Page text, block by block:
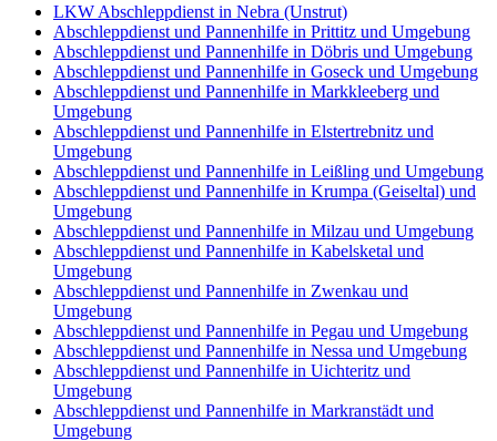
LKW Abschleppdienst in Nebra (Unstrut)
Abschleppdienst und Pannenhilfe in Prittitz und Umgebung
Abschleppdienst und Pannenhilfe in Döbris und Umgebung
Abschleppdienst und Pannenhilfe in Goseck und Umgebung
Abschleppdienst und Pannenhilfe in Markkleeberg und
Umgebung
Abschleppdienst und Pannenhilfe in Elstertrebnitz und
Umgebung
Abschleppdienst und Pannenhilfe in Leißling und Umgebung
Abschleppdienst und Pannenhilfe in Krumpa (Geiseltal) und
Umgebung
Abschleppdienst und Pannenhilfe in Milzau und Umgebung
Abschleppdienst und Pannenhilfe in Kabelsketal und
Umgebung
Abschleppdienst und Pannenhilfe in Zwenkau und
Umgebung
Abschleppdienst und Pannenhilfe in Pegau und Umgebung
Abschleppdienst und Pannenhilfe in Nessa und Umgebung
Abschleppdienst und Pannenhilfe in Uichteritz und
Umgebung
Abschleppdienst und Pannenhilfe in Markranstädt und
Umgebung